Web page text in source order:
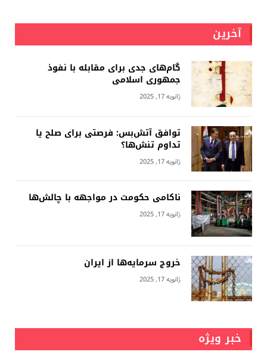
آخرین
گام‌های جدی برای مقابله با نفوذ
جمهوری اسلامى
ژانویه 17, 2025
توافق آتش‌بس: فرصتی برای صلح یا
تداوم تنش‌ها؟
ژانویه 17, 2025
ناکامی حکومت در مواجهه با چالش‌ها
ژانویه 17, 2025
خروج سرمایه‌ها از ایران
ژانویه 17, 2025
خبر ویژه